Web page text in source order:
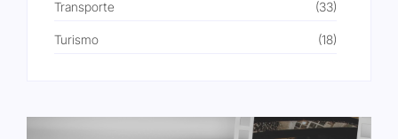
Transporte (33)
Turismo (18)